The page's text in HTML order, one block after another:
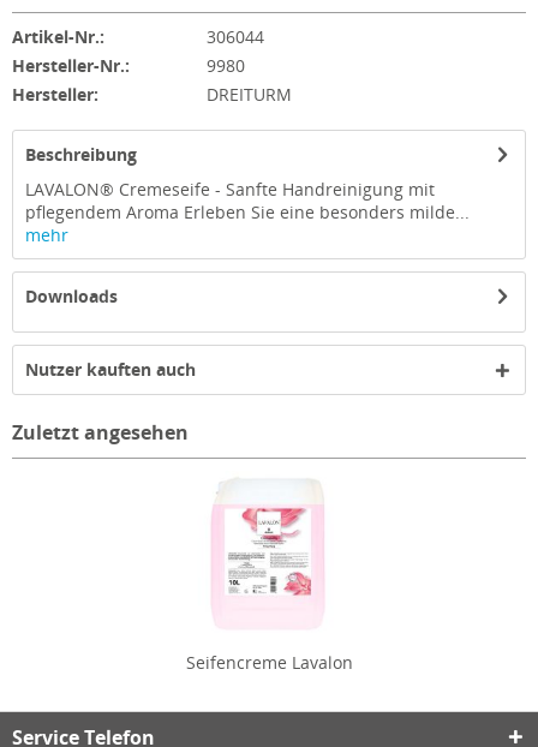
Artikel-Nr.:
306044
Hersteller-Nr.:
9980
Hersteller:
DREITURM
Beschreibung
LAVALON® Cremeseife - Sanfte Handreinigung mit
pflegendem Aroma Erleben Sie eine besonders milde...
mehr
Downloads
Nutzer kauften auch
Zuletzt angesehen
Seifencreme Lavalon
Service Telefon